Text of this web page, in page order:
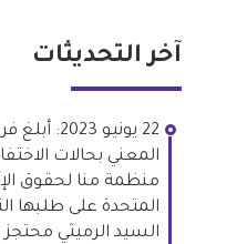
آخر التحديثات
22 يونيو
المعني بحالات
منظمة منا لحقوق
المتحدة على طلبها
السيد الرميثي